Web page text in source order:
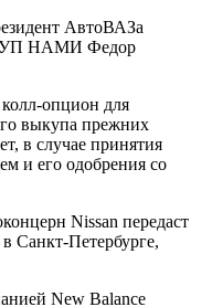
АвтоВАЗа
НАМИ Федор
опцион для
выкупа прежних
в случае принятия
и его одобрения со
Nissan передаст
Санкт-Петербурге,
New Balance